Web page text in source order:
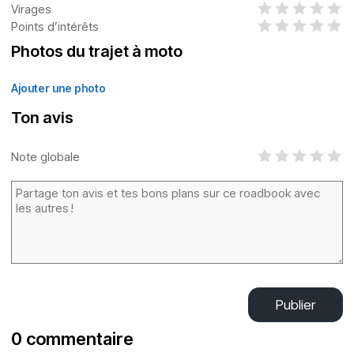
Virages
Points d’intérêts
Photos du trajet à moto
Ajouter une photo
Ton avis
Note globale
Publier
0 commentaire